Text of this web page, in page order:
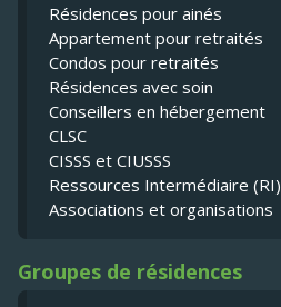
Résidences pour ainés
Appartement pour retraités
Condos pour retraités
Résidences avec soin
Conseillers en hébergement
CLSC
CISSS et CIUSSS
Ressources Intermédiaire (RI)
Associations et organisations
Groupes de résidences